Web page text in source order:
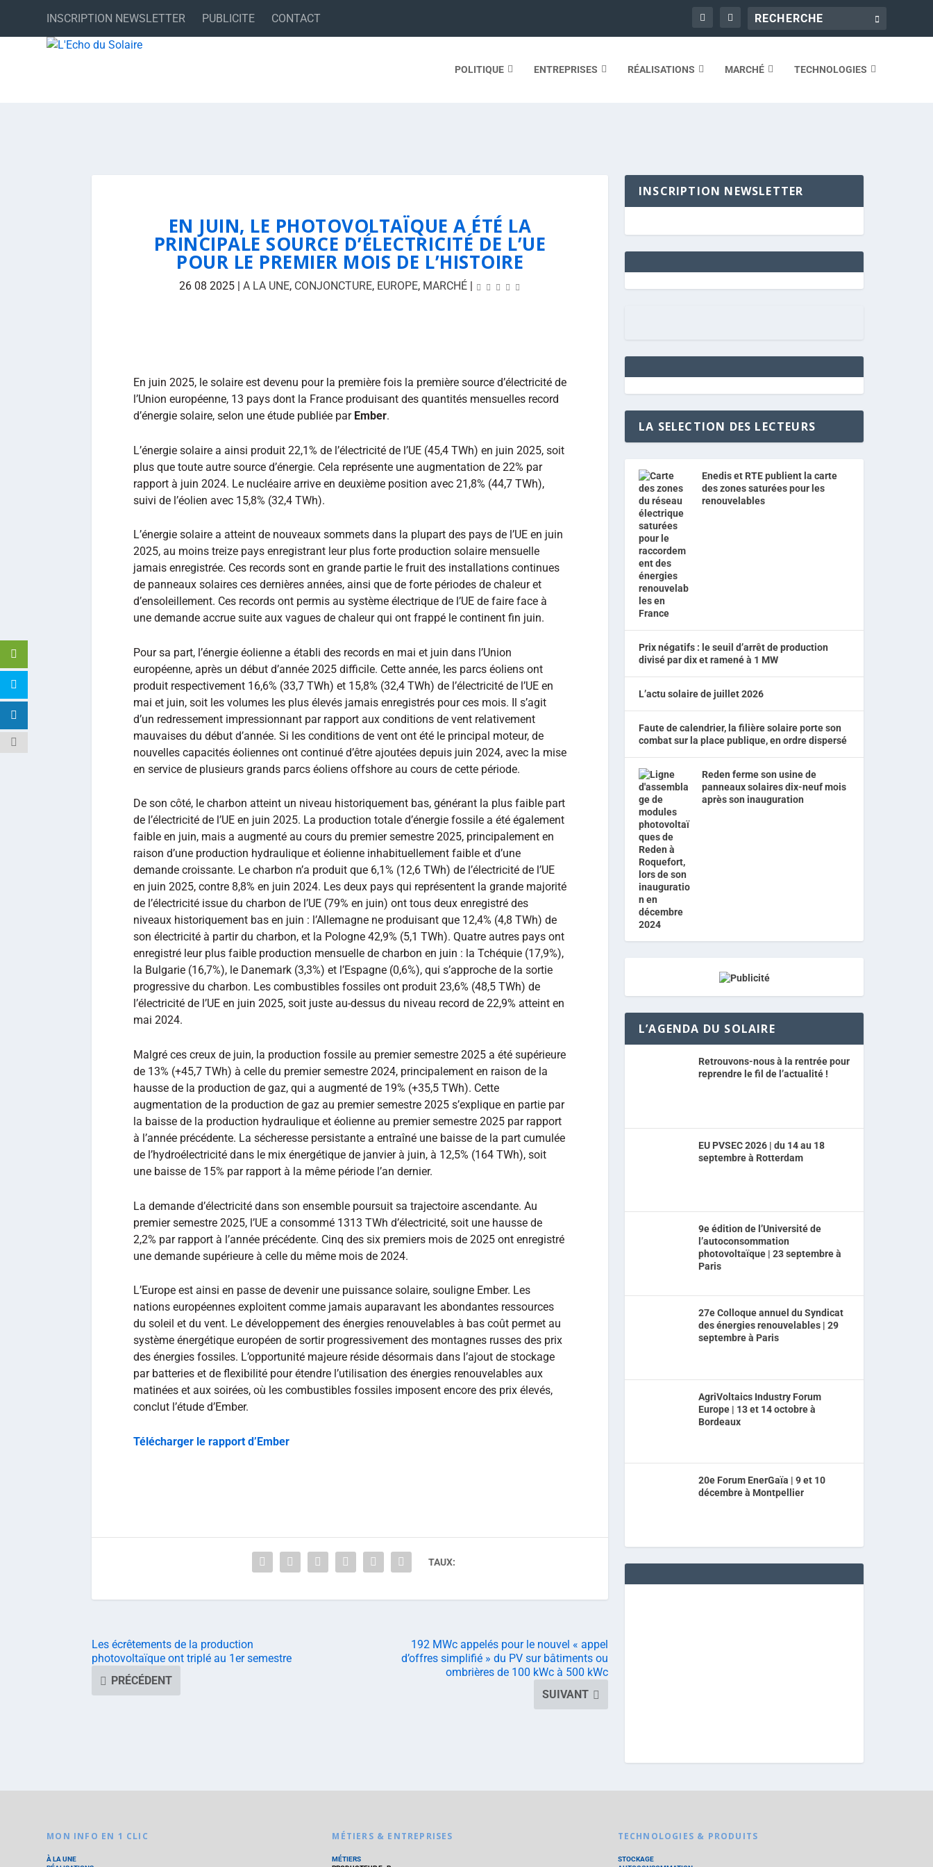
INSCRIPTION NEWSLETTER PUBLICITE CONTACT
POLITIQUE ENTREPRISES RÉALISATIONS MARCHÉ TECHNOLOGIES
EN JUIN, LE PHOTOVOLTAÏQUE A ÉTÉ LA
PRINCIPALE SOURCE D’ÉLECTRICITÉ DE L’UE
POUR LE PREMIER MOIS DE L’HISTOIRE
26 08 2025| A LA UNE, CONJONCTURE, EUROPE, MARCHÉ|
En juin 2025, le solaire est devenu pour la première fois la première source d’électricité de
l’Union européenne, 13 pays dont la France produisant des quantités mensuelles record
d’énergie solaire, selon une étude publiée par Ember.
L’énergie solaire a ainsi produit 22,1% de l’électricité de l’UE (45,4 TWh) en juin 2025, soit
plus que toute autre source d’énergie. Cela représente une augmentation de 22% par
rapport à juin 2024. Le nucléaire arrive en deuxième position avec 21,8% (44,7 TWh),
suivi de l’éolien avec 15,8% (32,4 TWh).
L’énergie solaire a atteint de nouveaux sommets dans la plupart des pays de l’UE en juin
2025, au moins treize pays enregistrant leur plus forte production solaire mensuelle
jamais enregistrée. Ces records sont en grande partie le fruit des installations continues
de panneaux solaires ces dernières années, ainsi que de forte périodes de chaleur et
d’ensoleillement. Ces records ont permis au système électrique de l’UE de faire face à
une demande accrue suite aux vagues de chaleur qui ont frappé le continent fin juin.
Pour sa part, l’énergie éolienne a établi des records en mai et juin dans l’Union
européenne, après un début d’année 2025 difficile. Cette année, les parcs éoliens ont
produit respectivement 16,6% (33,7 TWh) et 15,8% (32,4 TWh) de l’électricité de l’UE en
mai et juin, soit les volumes les plus élevés jamais enregistrés pour ces mois. Il s’agit
d’un redressement impressionnant par rapport aux conditions de vent relativement
mauvaises du début d’année. Si les conditions de vent ont été le principal moteur, de
nouvelles capacités éoliennes ont continué d’être ajoutées depuis juin 2024, avec la mise
en service de plusieurs grands parcs éoliens offshore au cours de cette période.
De son côté, le charbon atteint un niveau historiquement bas, générant la plus faible part
de l’électricité de l’UE en juin 2025. La production totale d’énergie fossile a été également
faible en juin, mais a augmenté au cours du premier semestre 2025, principalement en
raison d’une production hydraulique et éolienne inhabituellement faible et d’une
demande croissante. Le charbon n’a produit que 6,1% (12,6 TWh) de l’électricité de l’UE
en juin 2025, contre 8,8% en juin 2024. Les deux pays qui représentent la grande majorité
de l’électricité issue du charbon de l’UE (79% en juin) ont tous deux enregistré des
niveaux historiquement bas en juin : l’Allemagne ne produisant que 12,4% (4,8 TWh) de
son électricité à partir du charbon, et la Pologne 42,9% (5,1 TWh). Quatre autres pays ont
enregistré leur plus faible production mensuelle de charbon en juin : la Tchéquie (17,9%),
la Bulgarie (16,7%), le Danemark (3,3%) et l’Espagne (0,6%), qui s’approche de la sortie
progressive du charbon. Les combustibles fossiles ont produit 23,6% (48,5 TWh) de
l’électricité de l’UE en juin 2025, soit juste au-dessus du niveau record de 22,9% atteint en
mai 2024.
Malgré ces creux de juin, la production fossile au premier semestre 2025 a été supérieure
de 13% (+45,7 TWh) à celle du premier semestre 2024, principalement en raison de la
hausse de la production de gaz, qui a augmenté de 19% (+35,5 TWh). Cette
augmentation de la production de gaz au premier semestre 2025 s’explique en partie par
la baisse de la production hydraulique et éolienne au premier semestre 2025 par rapport
à l’année précédente. La sécheresse persistante a entraîné une baisse de la part cumulée
de l’hydroélectricité dans le mix énergétique de janvier à juin, à 12,5% (164 TWh), soit
une baisse de 15% par rapport à la même période l’an dernier.
La demande d’électricité dans son ensemble poursuit sa trajectoire ascendante. Au
premier semestre 2025, l’UE a consommé 1313 TWh d’électricité, soit une hausse de
2,2% par rapport à l’année précédente. Cinq des six premiers mois de 2025 ont enregistré
une demande supérieure à celle du même mois de 2024.
L’Europe est ainsi en passe de devenir une puissance solaire, souligne Ember. Les
nations européennes exploitent comme jamais auparavant les abondantes ressources
du soleil et du vent. Le développement des énergies renouvelables à bas coût permet au
système énergétique européen de sortir progressivement des montagnes russes des prix
des énergies fossiles. L’opportunité majeure réside désormais dans l’ajout de stockage
par batteries et de flexibilité pour étendre l’utilisation des énergies renouvelables aux
matinées et aux soirées, où les combustibles fossiles imposent encore des prix élevés,
conclut l’étude d’Ember.
Télécharger le rapport d’Ember
TAUX:
Les écrêtements de la production
photovoltaïque ont triplé au 1er semestre
PRÉCÉDENT
192 MWc appelés pour le nouvel « appel
d’offres simplifié » du PV sur bâtiments ou
ombrières de 100 kWc à 500 kWc
SUIVANT
INSCRIPTION NEWSLETTER
LA SELECTION DES LECTEURS
Enedis et RTE publient la carte
des zones saturées pour les
renouvelables
Prix négatifs : le seuil d’arrêt de production
divisé par dix et ramené à 1 MW
L’actu solaire de juillet 2026
Faute de calendrier, la filière solaire porte son
combat sur la place publique, en ordre dispersé
Reden ferme son usine de
panneaux solaires dix-neuf mois
après son inauguration
L’AGENDA DU SOLAIRE
Retrouvons-nous à la rentrée pour
reprendre le fil de l’actualité !
EU PVSEC 2026 | du 14 au 18
septembre à Rotterdam
9e édition de l’Université de
l’autoconsommation
photovoltaïque | 23 septembre à
Paris
27e Colloque annuel du Syndicat
des énergies renouvelables | 29
septembre à Paris
AgriVoltaics Industry Forum
Europe | 13 et 14 octobre à
Bordeaux
20e Forum EnerGaïa | 9 et 10
décembre à Montpellier
MON INFO EN 1 CLIC
À LA UNE
MÉTIERS & ENTREPRISES
MÉTIERS
TECHNOLOGIES & PRODUITS
STOCKAGE